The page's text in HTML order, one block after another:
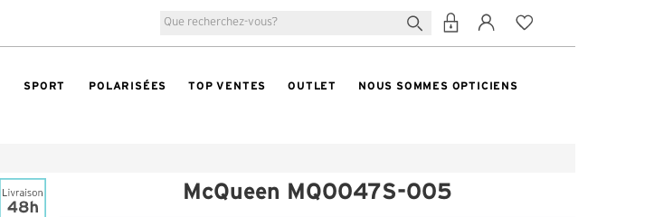
SPORT POLARISÉES TOP VENTES OUTLET NOUS SOMMES OPTICIENS
McQueen MQ0047S-005